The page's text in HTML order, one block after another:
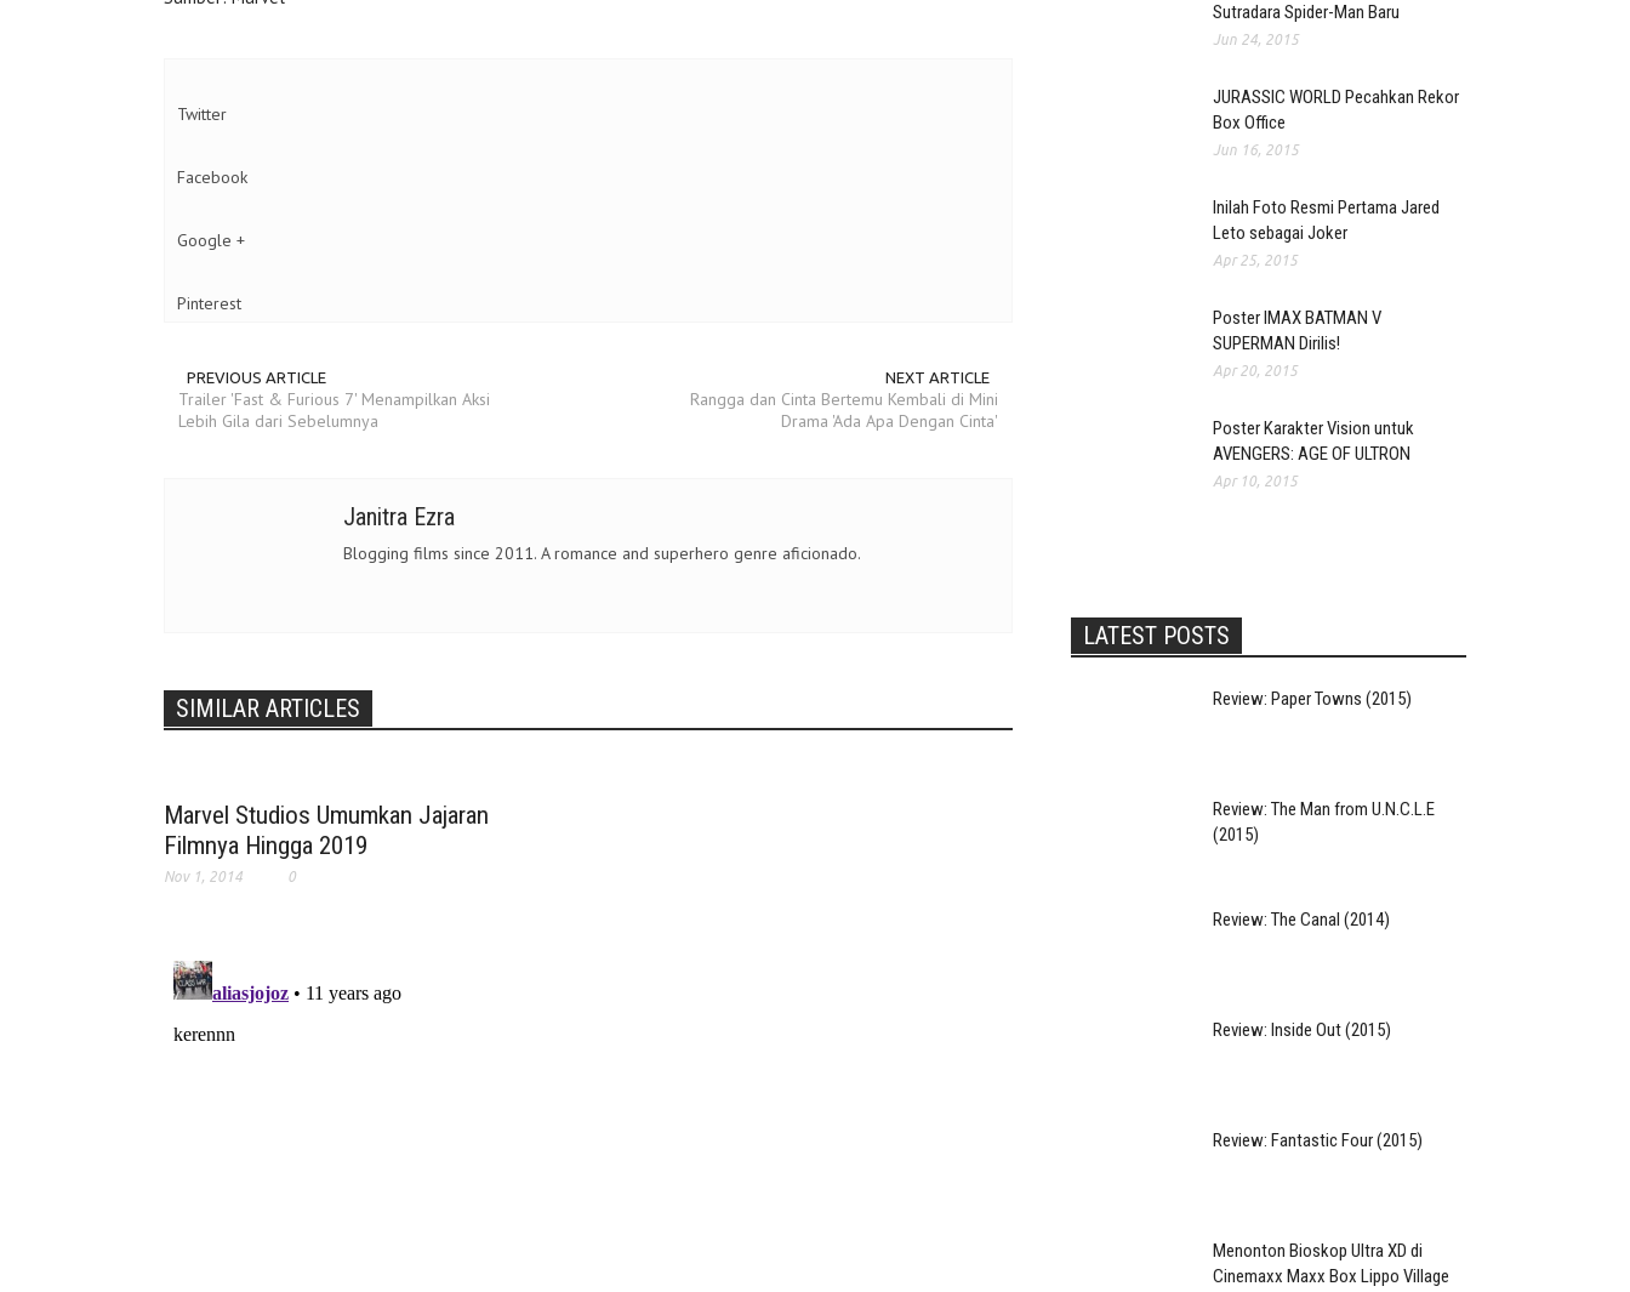
Twitter
Facebook
Google +
Pinterest
PREVIOUS ARTICLE
Trailer 'Fast & Furious 7' Menampilkan Aksi
Lebih Gila dari Sebelumnya
NEXT ARTICLE
Rangga dan Cinta Bertemu Kembali di Mini
Drama 'Ada Apa Dengan Cinta'
Janitra Ezra
Blogging films since 2011. A romance and superhero genre aficionado.
SIMILAR ARTICLES
Marvel Studios Umumkan Jajaran
Filmnya Hingga 2019
Nov 1, 2014 0
Sutradara Spider-Man Baru
Jun 24, 2015
JURASSIC WORLD Pecahkan Rekor
Box Office
Jun 16, 2015
Inilah Foto Resmi Pertama Jared
Leto sebagai Joker
Apr 25, 2015
Poster IMAX BATMAN V
SUPERMAN Dirilis!
Apr 20, 2015
Poster Karakter Vision untuk
AVENGERS: AGE OF ULTRON
Apr 10, 2015
LATEST POSTS
Review: Paper Towns (2015)
Review: The Man from U.N.C.L.E
(2015)
Review: The Canal (2014)
Review: Inside Out (2015)
Review: Fantastic Four (2015)
Menonton Bioskop Ultra XD di
Cinemaxx Maxx Box Lippo Village